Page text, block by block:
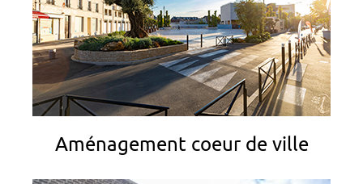
Aménagement coeur de ville